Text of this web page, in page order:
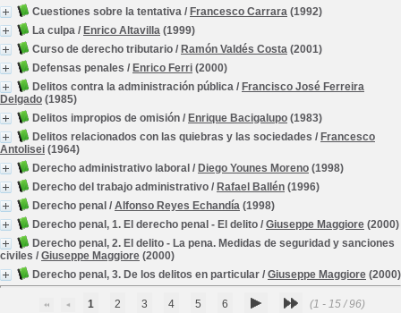
Cuestiones sobre la tentativa / Francesco Carrara (1992)
La culpa / Enrico Altavilla (1999)
Curso de derecho tributario / Ramón Valdés Costa (2001)
Defensas penales / Enrico Ferri (2000)
Delitos contra la administración pública / Francisco José Ferreira
Delgado (1985)
Delitos impropios de omisión / Enrique Bacigalupo (1983)
Delitos relacionados con las quiebras y las sociedades / Francesco
Antolisei (1964)
Derecho administrativo laboral / Diego Younes Moreno (1998)
Derecho del trabajo administrativo / Rafael Ballén (1996)
Derecho penal / Alfonso Reyes Echandía (1998)
Derecho penal, 1. El derecho penal - El delito / Giuseppe Maggiore (2000)
Derecho penal, 2. El delito - La pena. Medidas de seguridad y sanciones
civiles / Giuseppe Maggiore (2000)
Derecho penal, 3. De los delitos en particular / Giuseppe Maggiore (2000)
1 2 3 4 5 6 (1 - 15 / 96)